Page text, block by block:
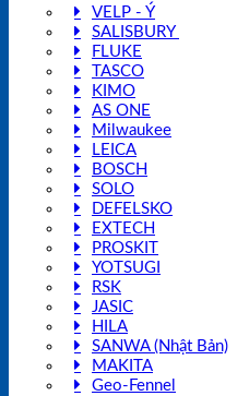
VELP - Ý
SALISBURY
FLUKE
TASCO
KIMO
AS ONE
Milwaukee
LEICA
BOSCH
SOLO
DEFELSKO
EXTECH
PROSKIT
YOTSUGI
RSK
JASIC
HILA
SANWA (Nhật Bản)
MAKITA
Geo-Fennel